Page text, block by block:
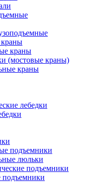
краны
(мостовые краны)
краны
лебедки
подъемники
люльки
подъемники